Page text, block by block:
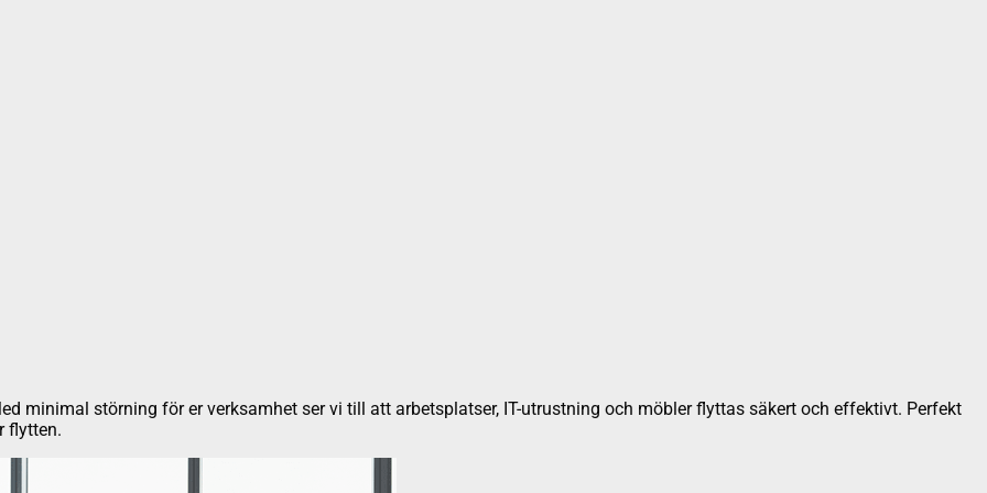
minimal störning för er verksamhet ser vi till att arbetsplatser, IT-utrustning och möbler flyttas säkert och effektivt. Perfekt
flytten.